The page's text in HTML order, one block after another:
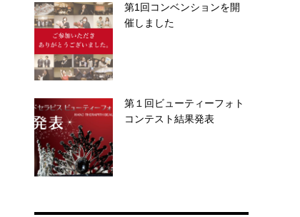
第1回コンベンションを開
催しました
第１回ビューティーフォト
コンテスト結果発表